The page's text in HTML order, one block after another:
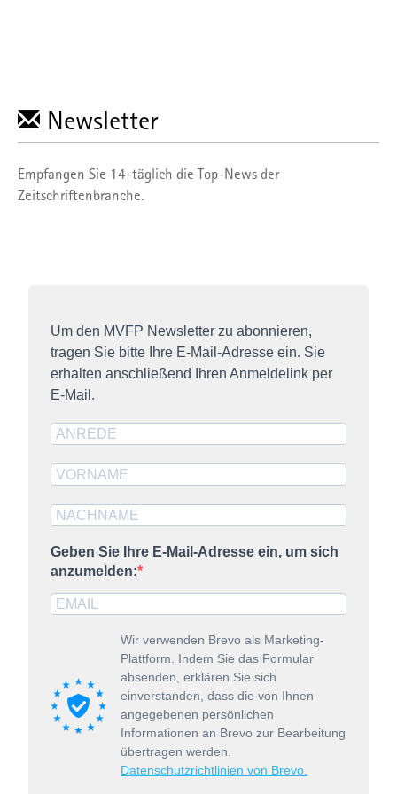
Impressum
Newsletter
Empfangen Sie 14-täglich die Top-News der
Zeitschriftenbranche.
Um den MVFP Newsletter zu abonnieren,
tragen Sie bitte Ihre E-Mail-Adresse ein. Sie
erhalten anschließend Ihren Anmeldelink per
E-Mail.
Geben Sie Ihre E-Mail-Adresse ein, um sich
anzumelden:
Wir verwenden Brevo als Marketing-
Plattform. Indem Sie das Formular
absenden, erklären Sie sich
einverstanden, dass die von Ihnen
angegebenen persönlichen
Informationen an Brevo zur Bearbeitung
übertragen werden.
Datenschutzrichtlinien von Brevo.